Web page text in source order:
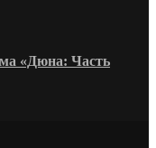
«Дюна: Часть